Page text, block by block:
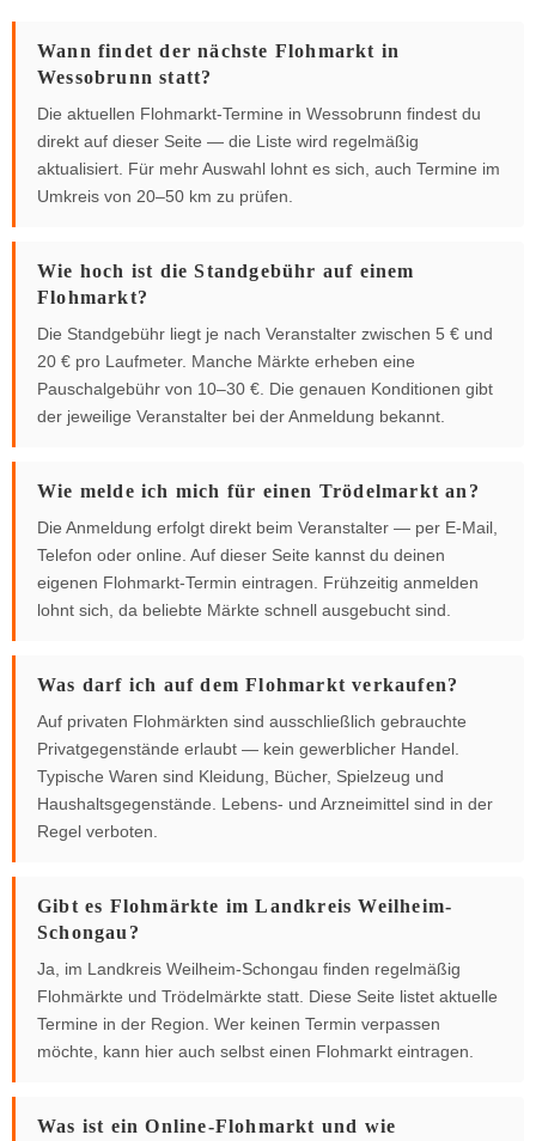
Wann findet der nächste Flohmarkt in
Wessobrunn statt?
Die aktuellen Flohmarkt-Termine in Wessobrunn findest du
direkt auf dieser Seite — die Liste wird regelmäßig
aktualisiert. Für mehr Auswahl lohnt es sich, auch Termine im
Umkreis von 20–50 km zu prüfen.
Wie hoch ist die Standgebühr auf einem
Flohmarkt?
Die Standgebühr liegt je nach Veranstalter zwischen 5 € und
20 € pro Laufmeter. Manche Märkte erheben eine
Pauschalgebühr von 10–30 €. Die genauen Konditionen gibt
der jeweilige Veranstalter bei der Anmeldung bekannt.
Wie melde ich mich für einen Trödelmarkt an?
Die Anmeldung erfolgt direkt beim Veranstalter — per E-Mail,
Telefon oder online. Auf dieser Seite kannst du deinen
eigenen Flohmarkt-Termin eintragen. Frühzeitig anmelden
lohnt sich, da beliebte Märkte schnell ausgebucht sind.
Was darf ich auf dem Flohmarkt verkaufen?
Auf privaten Flohmärkten sind ausschließlich gebrauchte
Privatgegenstände erlaubt — kein gewerblicher Handel.
Typische Waren sind Kleidung, Bücher, Spielzeug und
Haushaltsgegenstände. Lebens- und Arzneimittel sind in der
Regel verboten.
Gibt es Flohmärkte im Landkreis Weilheim-
Schongau?
Ja, im Landkreis Weilheim-Schongau finden regelmäßig
Flohmärkte und Trödelmärkte statt. Diese Seite listet aktuelle
Termine in der Region. Wer keinen Termin verpassen
möchte, kann hier auch selbst einen Flohmarkt eintragen.
Was ist ein Online-Flohmarkt und wie